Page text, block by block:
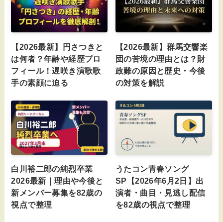
【2026最新】円さつきと
は何者？年齢や経歴プロ
フィール！遅咲き演歌歌
手の素顔に迫る
【2026最新】群馬交響楽
団の苦境の理由とは？財
政難の原因と歴史・今後
の対策を解説
白川裕二郎の純烈卒業
2026最新｜理由や今後と
新メンバー募集を82歳の
視点で整理
うたコン青春ソング
SP【2026年6月2日】出
演者・曲目・見逃し配信
を82歳の視点で整理